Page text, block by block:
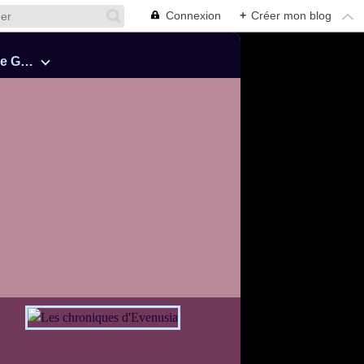
Connexion + Créer mon blog
Cinquante Nuances de Grey